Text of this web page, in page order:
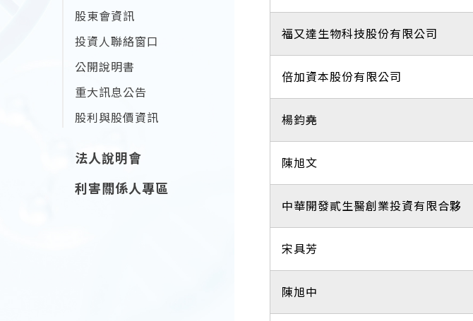
股東會資訊
投資人聯絡窗口
公開說明書
重大訊息公告
股利與股價資訊
法人說明會
利害關係人專區
福又達生物科技股份有限公司
倍加資本股份有限公司
楊鈞堯
陳旭文
中華開發貳生醫創業投資有限合夥
宋具芳
陳旭中